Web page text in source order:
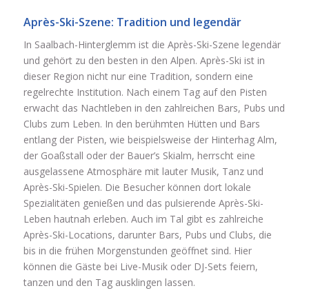
Après-Ski-Szene: Tradition und legendär
In Saalbach-Hinterglemm ist die Après-Ski-Szene legendär
und gehört zu den besten in den Alpen. Après-Ski ist in
dieser Region nicht nur eine Tradition, sondern eine
regelrechte Institution. Nach einem Tag auf den Pisten
erwacht das Nachtleben in den zahlreichen Bars, Pubs und
Clubs zum Leben. In den berühmten Hütten und Bars
entlang der Pisten, wie beispielsweise der Hinterhag Alm,
der Goaßstall oder der Bauer’s Skialm, herrscht eine
ausgelassene Atmosphäre mit lauter Musik, Tanz und
Après-Ski-Spielen. Die Besucher können dort lokale
Spezialitäten genießen und das pulsierende Après-Ski-
Leben hautnah erleben. Auch im Tal gibt es zahlreiche
Après-Ski-Locations, darunter Bars, Pubs und Clubs, die
bis in die frühen Morgenstunden geöffnet sind. Hier
können die Gäste bei Live-Musik oder DJ-Sets feiern,
tanzen und den Tag ausklingen lassen.